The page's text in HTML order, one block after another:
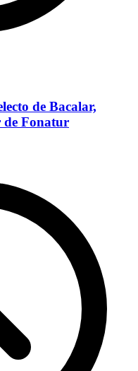
de Bacalar,
de Fonatur